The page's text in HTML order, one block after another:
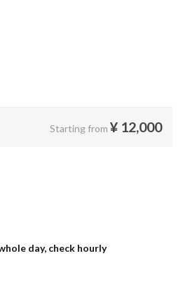
Starting from ¥ 12,000
day, check hourly